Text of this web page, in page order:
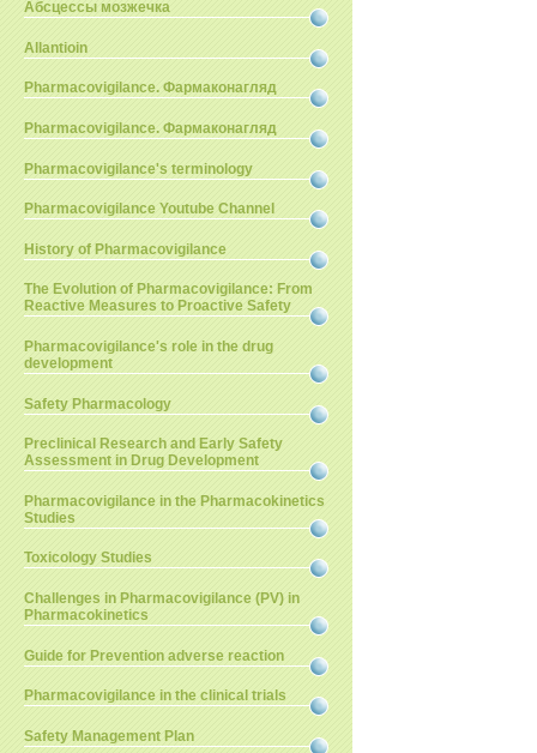
Абсцессы мозжечка
Allantioin
Pharmacovigilance. Фармаконагляд
Pharmacovigilance. Фармаконагляд
Pharmacovigilance's terminology
Pharmacovigilance Youtube Channel
History of Pharmacovigilance
The Evolution of Pharmacovigilance: From
Reactive Measures to Proactive Safety
Pharmacovigilance's role in the drug
development
Safety Pharmacology
Preclinical Research and Early Safety
Assessment in Drug Development
Pharmacovigilance in the Pharmacokinetics
Studies
Toxicology Studies
Challenges in Pharmacovigilance (PV) in
Pharmacokinetics
Guide for Prevention adverse reaction
Pharmacovigilance in the clinical trials
Safety Management Plan